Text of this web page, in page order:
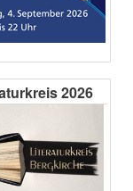
2026